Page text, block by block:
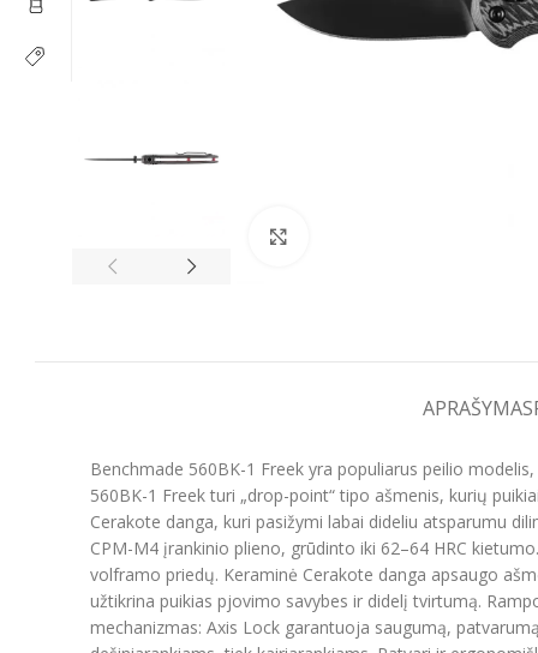
APRAŠYMAS
Benchmade 560BK-1 Freek yra populiarus peilio
560BK-1 Freek turi „drop-point“ tipo ašmenis, kurių
Cerakote danga, kuri pasižymi labai dideliu atsparumu
CPM-M4 įrankinio plieno, grūdinto iki 62–64 HRC
volframo priedų. Keraminė Cerakote danga apsaugo
užtikrina puikias pjovimo savybes ir didelį tvirtumą.
mechanizmas: Axis Lock garantuoja saugumą,